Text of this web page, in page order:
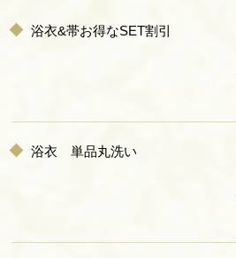
浴衣&帯お得なSET割引
浴衣 単品丸洗い